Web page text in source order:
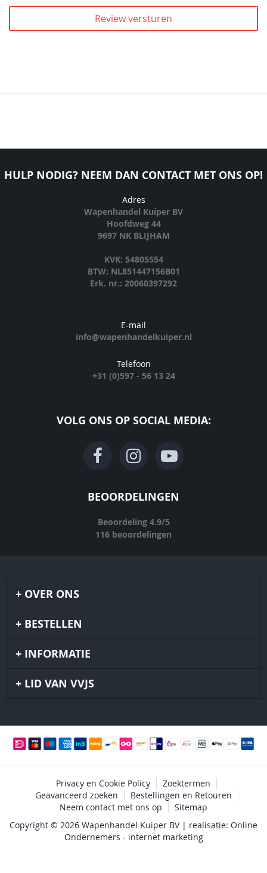
Review versturen
HULP NODIG? NEEM DAN CONTACT MET ONS OP!
Adres
Wapenhandel Kuiper BV
Hoofdweg 44
9697 NK BLIJHAM
KVK: 54805554
BTW: NL851447156B01
Erk. nr.: 20060397292
E-mail
info@wapenhandelkuiper.nl
Telefoon
+31 (0)597 - 56 13 24
VOLG ONS OP SOCIAL MEDIA:
BEOORDELINGEN
Beoordeling 4.9/5
116 beoordelingen
OVER ONS
BESTELLEN
INFORMATIE
LID VAN VVJS
Privacy en Cookie Policy
Zoektermen
Geavanceerd zoeken
Bestellingen en Retouren
Neem contact met ons op
Sitemap
Copyright © 2026 Wapenhandel Kuiper BV | realisatie: Online
Ondernemers - internet marketing